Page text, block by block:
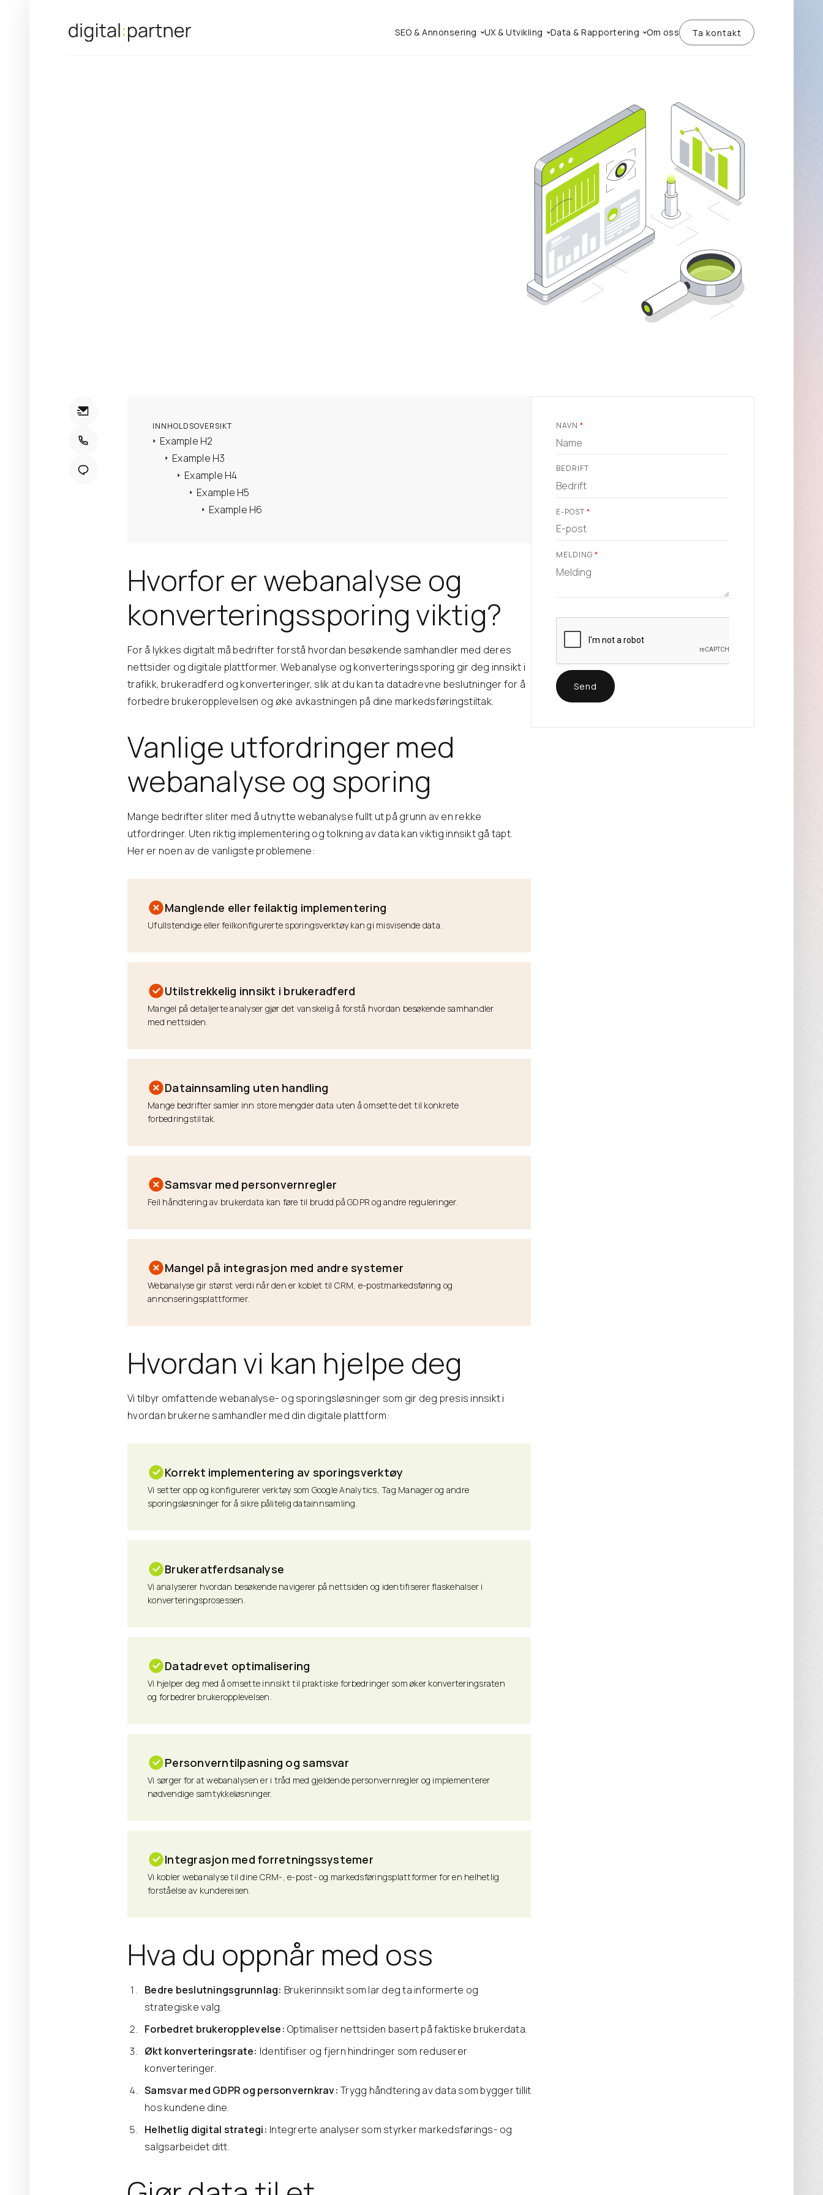
SEO & Annonsering UX & Utvikling Data & Rapportering Om oss Ta kontakt
INNHOLDSOVERSIKT
Example H2
Example H3
Example H4
Example H5
Example H6
Hvorfor er webanalyse og
konverteringssporing viktig?
For å lykkes digitalt må bedrifter forstå hvordan besøkende samhandler med deres
nettsider og digitale plattformer. Webanalyse og konverteringssporing gir deg innsikt i
trafikk, brukeradferd og konverteringer, slik at du kan ta datadrevne beslutninger for å
forbedre brukeropplevelsen og øke avkastningen på dine markedsføringstiltak.
Vanlige utfordringer med
webanalyse og sporing
Mange bedrifter sliter med å utnytte webanalyse fullt ut på grunn av en rekke
utfordringer. Uten riktig implementering og tolkning av data kan viktig innsikt gå tapt.
Her er noen av de vanligste problemene:
Manglende eller feilaktig implementering
Ufullstendige eller feilkonfigurerte sporingsverktøy kan gi misvisende data.
Utilstrekkelig innsikt i brukeradferd
Mangel på detaljerte analyser gjør det vanskelig å forstå hvordan besøkende samhandler
med nettsiden.
Datainnsamling uten handling
Mange bedrifter samler inn store mengder data uten å omsette det til konkrete
forbedringstiltak.
Samsvar med personvernregler
Feil håndtering av brukerdata kan føre til brudd på GDPR og andre reguleringer.
Mangel på integrasjon med andre systemer
Webanalyse gir størst verdi når den er koblet til CRM, e-postmarkedsføring og
annonseringsplattformer.
Hvordan vi kan hjelpe deg
Vi tilbyr omfattende webanalyse- og sporingsløsninger som gir deg presis innsikt i
hvordan brukerne samhandler med din digitale plattform:
Korrekt implementering av sporingsverktøy
Vi setter opp og konfigurerer verktøy som Google Analytics, Tag Manager og andre
sporingsløsninger for å sikre pålitelig datainnsamling.
Brukeratferdsanalyse
Vi analyserer hvordan besøkende navigerer på nettsiden og identifiserer flaskehalser i
konverteringsprosessen.
Datadrevet optimalisering
Vi hjelper deg med å omsette innsikt til praktiske forbedringer som øker konverteringsraten
og forbedrer brukeropplevelsen.
Personverntilpasning og samsvar
Vi sørger for at webanalysen er i tråd med gjeldende personvernregler og implementerer
nødvendige samtykkeløsninger.
Integrasjon med forretningssystemer
Vi kobler webanalyse til dine CRM-, e-post- og markedsføringsplattformer for en helhetlig
forståelse av kundereisen.
Hva du oppnår med oss
Bedre beslutningsgrunnlag: Brukerinnsikt som lar deg ta informerte og
strategiske valg.
Forbedret brukeropplevelse: Optimaliser nettsiden basert på faktiske brukerdata.
Økt konverteringsrate: Identifiser og fjern hindringer som reduserer
konverteringer.
Samsvar med GDPR og personvernkrav: Trygg håndtering av data som bygger tillit
hos kundene dine.
Helhetlig digital strategi: Integrerte analyser som styrker markedsførings- og
salgsarbeidet ditt.
NAVN*
BEDRIFT
E-POST*
MELDING*